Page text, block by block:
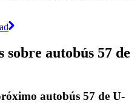
sobre autobús 57 de
autobús 57 de U-